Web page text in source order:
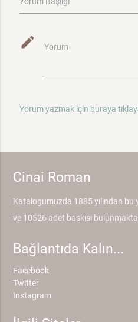
mode_edit Yorum
Yorum yazmak için buraya
Cinai Roman
Katalogumuzda 1885 yılından
ve 10526 adet baskısı
Bağlantıda Kalın...
Facebook
Twitter
Instagram